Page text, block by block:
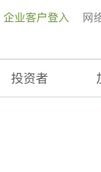
企业客户登入 网
投资者